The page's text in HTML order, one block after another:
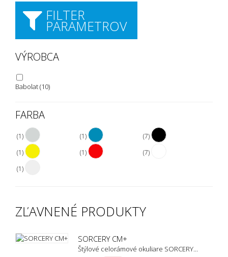
FILTER
PARAMETROV
VÝROBCA
Babolat(10)
FARBA
(1) (1)
(7)
(1)
(1)
(7)
(1)
ZĽAVNENÉ PRODUKTY
SORCERY CM+
Štýlové celorámové okuliare SORCERY...